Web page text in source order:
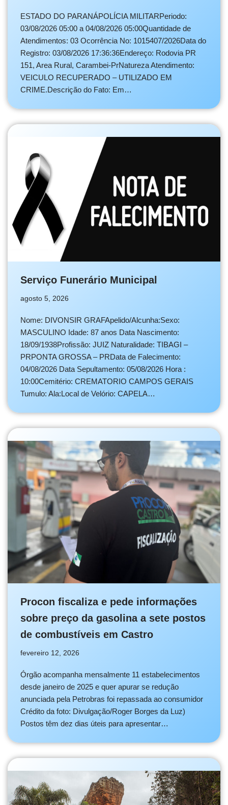
ESTADO DO PARANÁPOLÍCIA MILITARPeriodo:
03/08/2026 05:00 a 04/08/2026 05:00Quantidade de
Atendimentos: 03 Ocorrência No: 1015407/2026Data do
Registro: 03/08/2026 17:36:36Endereço: Rodovia PR
151, Area Rural, Carambei-PrNatureza Atendimento:
VEICULO RECUPERADO – UTILIZADO EM
CRIME.Descrição do Fato: Em…
Serviço Funerário Municipal
agosto 5, 2026
Nome: DIVONSIR GRAFApelido/Alcunha:Sexo:
MASCULINO Idade: 87 anos Data Nascimento:
18/09/1938Profissão: JUIZ Naturalidade: TIBAGI –
PRPONTA GROSSA – PRData de Falecimento:
04/08/2026 Data Sepultamento: 05/08/2026 Hora :
10:00Cemitério: CREMATORIO CAMPOS GERAIS
Tumulo: Ala:Local de Velório: CAPELA…
Procon fiscaliza e pede informações
sobre preço da gasolina a sete postos
de combustíveis em Castro
fevereiro 12, 2026
Órgão acompanha mensalmente 11 estabelecimentos
desde janeiro de 2025 e quer apurar se redução
anunciada pela Petrobras foi repassada ao consumidor
Crédito da foto: Divulgação/Roger Borges da Luz)
Postos têm dez dias úteis para apresentar…